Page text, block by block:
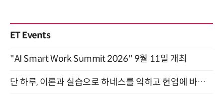
ET Events
"AI Smart Work Summit 2026" 9월 11일 개최
단 하루, 이론과 실습으로 하네스를 익히고 현업에 바로 쓰는 핸즈온 워크숍 (8/20)